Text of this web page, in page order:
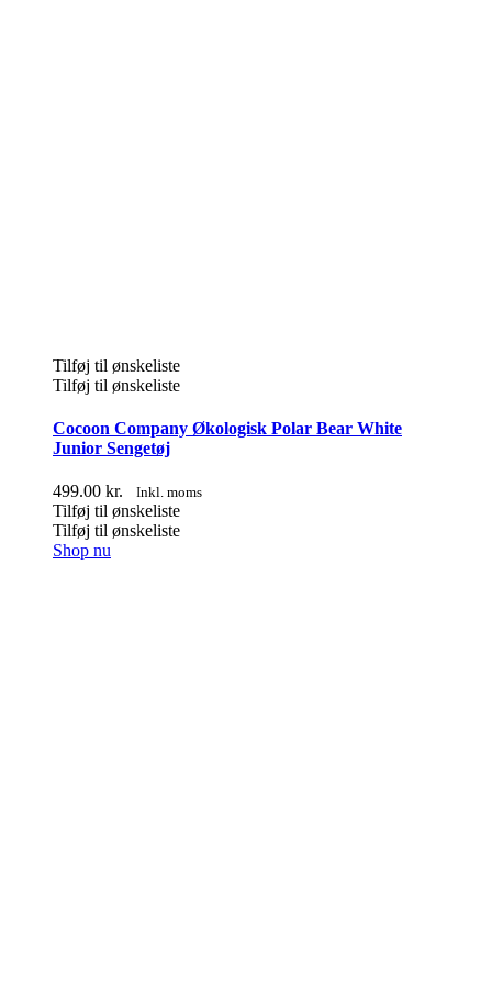
Tilføj til ønskeliste
Tilføj til ønskeliste
Cocoon Company Økologisk Polar Bear White
Junior Sengetøj
499.00 kr. Inkl. moms
Tilføj til ønskeliste
Tilføj til ønskeliste
Shop nu